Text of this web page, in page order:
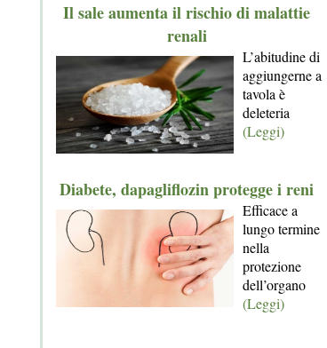
Il sale aumenta il rischio di malattie
renali
L’abitudine di
aggiungerne a
tavola è
deleteria
(Leggi)
Diabete, dapagliflozin protegge i reni
Efficace a
lungo termine
nella
protezione
dell’organo
(Leggi)